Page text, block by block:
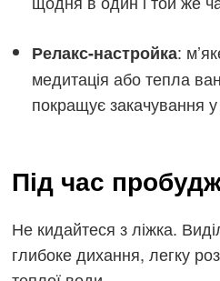
Релакс-настройка:
медитація або тепла
покращує закачування
Під час
Не кидайтеся з ліжка.
глибоке дихання, легку